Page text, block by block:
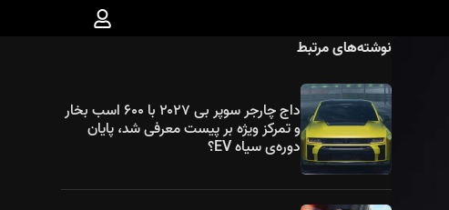
نوشته‌های مرتبط
داج چارجر سوپر بی ۲۰۲۷ با ۶۰۰ اسب بخار
و تمرکز ویژه بر پیست معرفی شد، پایان
دوره‌ی سیاه EV؟